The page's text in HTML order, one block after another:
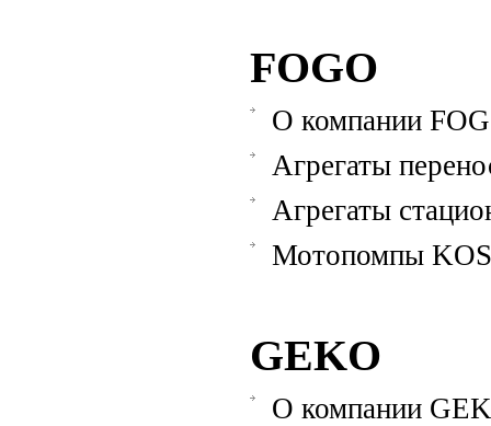
FOGO
О компании
Агрегаты
Агрегаты
Мотопомпы
GEKO
О компании